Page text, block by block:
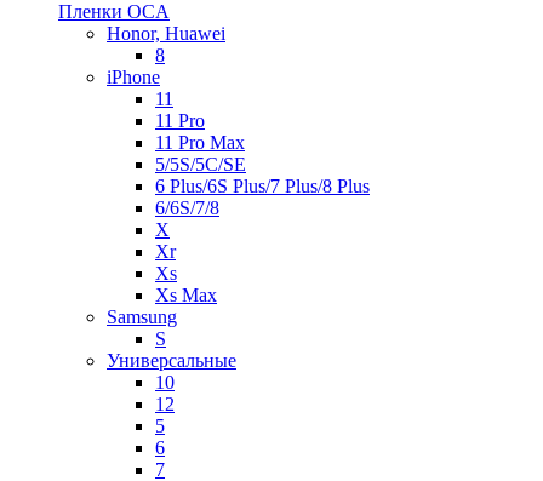
Пленки OCA
Honor, Huawei
8
iPhone
11
11 Pro
11 Pro Max
5/5S/5C/SE
6 Plus/6S Plus/7 Plus/8 Plus
6/6S/7/8
X
Xr
Xs
Xs Max
Samsung
S
Универсальные
10
12
5
6
7